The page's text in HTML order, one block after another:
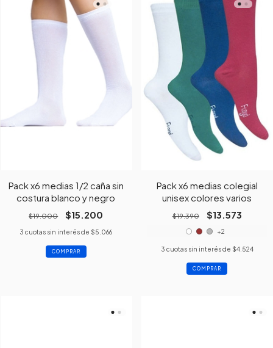
Pack x6 medias 1/2 caña sin
costura blanco y negro
$19.000 $15.200
3 cuotas sin interés de $5.066
Pack x6 medias colegial
unisex colores varios
$19.390 $13.573
+2
3 cuotas sin interés de $4.524
COMPRAR